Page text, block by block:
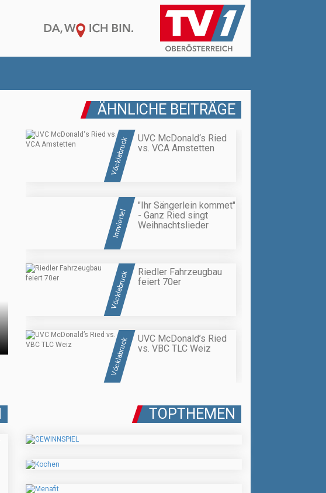
ÄHNLICHE BEITRÄGE
Vöcklabruck
UVC McDonald‘s Ried
vs. VCA Amstetten
Innviertel
"Ihr Sängerlein kommet"
- Ganz Ried singt
Weihnachtslieder
Vöcklabruck
Riedler Fahrzeugbau
feiert 70er
Vöcklabruck
UVC McDonald’s Ried
vs. VBC TLC Weiz
TOPTHEMEN